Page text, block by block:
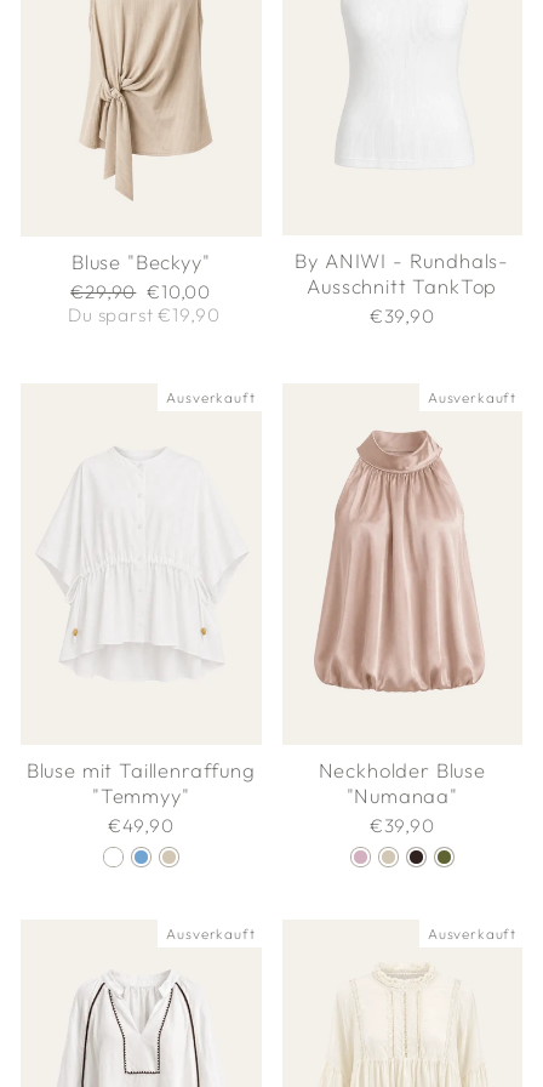
Bluse "Beckyy"
Normaler
Preis
€29,90 Sonderpreis
€10,00
Du sparst €19,90
By ANIWI - Rundhals-
Ausschnitt TankTop
€39,90
Ausverkauft
Bluse mit Taillenraffung
"Temmyy"
€49,90
Ausverkauft
Neckholder Bluse
"Numanaa"
€39,90
Ausverkauft Ausverkauft